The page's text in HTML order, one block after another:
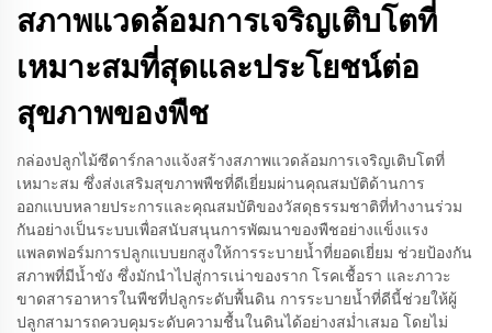
สภาพแวดล้อมการเจริญเติบโตที่
เหมาะสมที่สุดและประโยชน์ต่อ
สุขภาพของพืช
กล่องปลูกไม้ซีดาร์กลางแจ้งสร้างสภาพแวดล้อมการเจริญเติบโตที่
เหมาะสม ซึ่งส่งเสริมสุขภาพพืชที่ดีเยี่ยมผ่านคุณสมบัติด้านการ
ออกแบบหลายประการและคุณสมบัติของวัสดุธรรมชาติที่ทำงานร่วม
กันอย่างเป็นระบบเพื่อสนับสนุนการพัฒนาของพืชอย่างแข็งแรง
แพลตฟอร์มการปลูกแบบยกสูงให้การระบายน้ำที่ยอดเยี่ยม ช่วยป้องกัน
สภาพที่มีน้ำขัง ซึ่งมักนำไปสู่การเน่าของราก โรคเชื้อรา และภาวะ
ขาดสารอาหารในพืชที่ปลูกระดับพื้นดิน การระบายน้ำที่ดีนี้ช่วยให้ผู้
ปลูกสามารถควบคุมระดับความชื้นในดินได้อย่างสม่ำเสมอ โดยไม่